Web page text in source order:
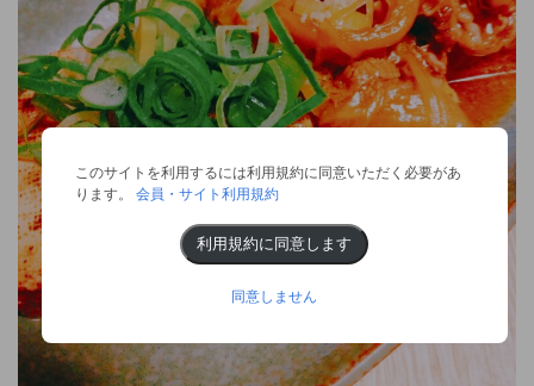
このサイトを利用するには利用規約に同意いただく必要があ
ります。会員・サイト利用規約
利用規約に同意します
同意しません